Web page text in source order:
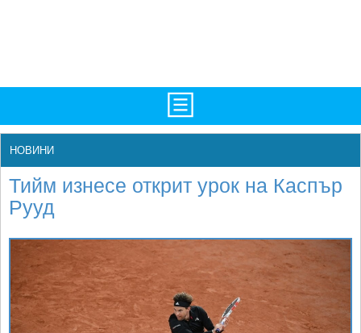
НОВИНИ
БГ
WTA
LIVE SCORES
ТУРНИРИ
Фотогалерии
Рекорди/Статистика
Екипировка
Любопитно
Истории
НОВИНИ
Тийм изнесе открит урок на Каспър
Рууд